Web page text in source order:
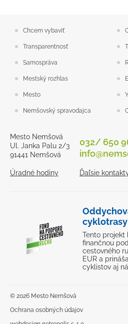
Chcem vybaviť
Transparentnosť
Samospráva
Mestský rozhlas
Mesto
Nemšovský spravodajca
Mesto Nemšová
Ul. Janka Palu 2/3
91441 Nemšová
Úradné hodiny
032/ 650
Ďaľsie
Tento projekt
finančnou
cestovného
EUR a
cyklistov aj
© 2026 Mesto Nemšová
Ochrana osobných údajov